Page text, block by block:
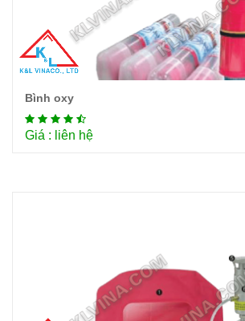
Bình oxy
Giá : liên hệ